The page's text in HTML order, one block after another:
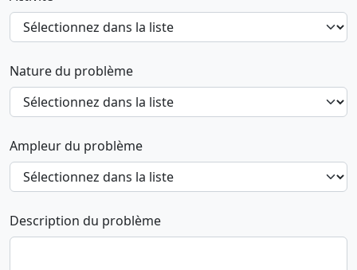
Nature du problème
Ampleur du problème
Description du problème